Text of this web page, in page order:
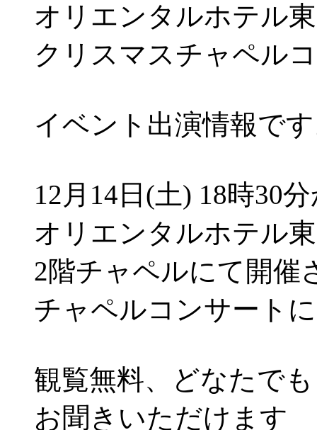
オリエンタルホテル
クリスマスチャペル
イベント出演情報で
12月14日(土) 18時30
オリエンタルホテル
2階チャペルにて開催
チャペルコンサート
観覧無料、どなたで
お聞きいただけます